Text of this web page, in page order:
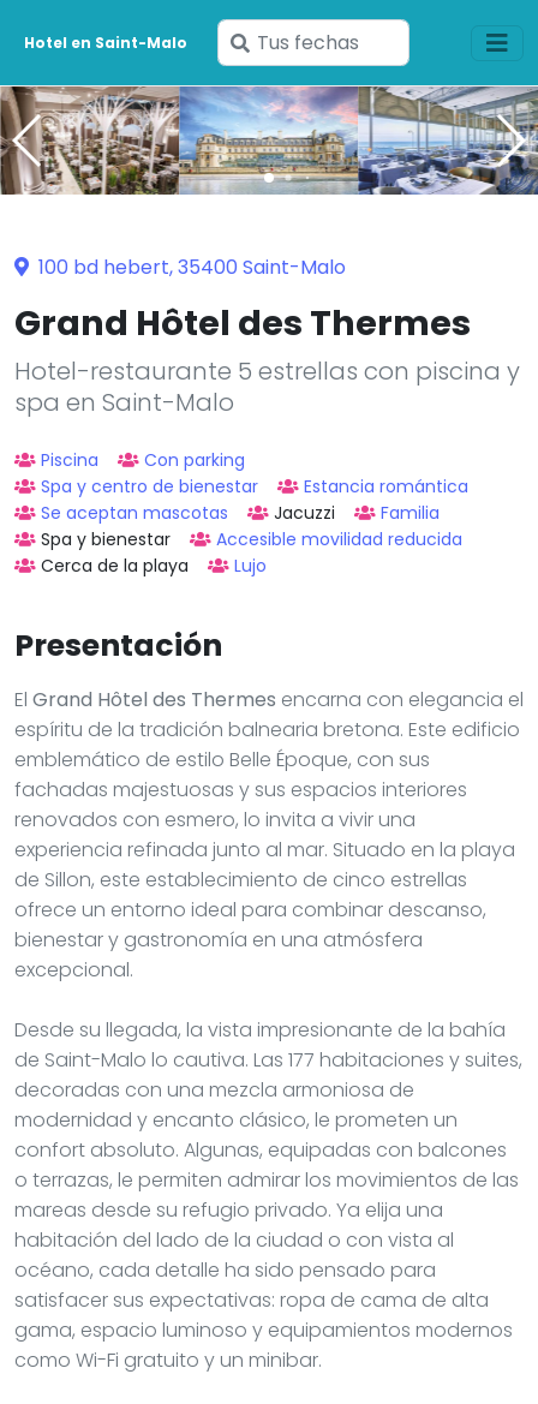
Hotel en Saint-Malo
Ingresa
tus
fechas
100 bd hebert, 35400 Saint-Malo
Grand Hôtel des Thermes
Hotel-restaurante 5 estrellas con piscina y
spa en Saint-Malo
Piscina
Con parking
Spa y centro de bienestar
Estancia romántica
Se aceptan mascotas
Jacuzzi
Familia
Spa y bienestar
Accesible movilidad reducida
Cerca de la playa
Lujo
Presentación
El Grand Hôtel des Thermes encarna con elegancia el
espíritu de la tradición balnearia bretona. Este edificio
emblemático de estilo Belle Époque, con sus
fachadas majestuosas y sus espacios interiores
renovados con esmero, lo invita a vivir una
experiencia refinada junto al mar. Situado en la playa
de Sillon, este establecimiento de cinco estrellas
ofrece un entorno ideal para combinar descanso,
bienestar y gastronomía en una atmósfera
excepcional.
Desde su llegada, la vista impresionante de la bahía
de Saint-Malo lo cautiva. Las 177 habitaciones y suites,
decoradas con una mezcla armoniosa de
modernidad y encanto clásico, le prometen un
confort absoluto. Algunas, equipadas con balcones
o terrazas, le permiten admirar los movimientos de las
mareas desde su refugio privado. Ya elija una
habitación del lado de la ciudad o con vista al
océano, cada detalle ha sido pensado para
satisfacer sus expectativas: ropa de cama de alta
gama, espacio luminoso y equipamientos modernos
como Wi-Fi gratuito y un minibar.